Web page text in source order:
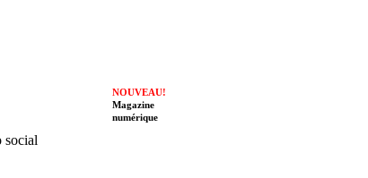
NOUVEAU!
Magazine
numérique
social